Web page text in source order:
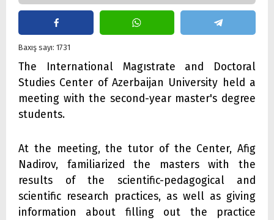
Baxış sayı: 1731
The International Magıstrate and Doctoral
Studies Center of Azerbaijan University held a
meeting with the second-year master's degree
students.
At the meeting, the tutor of the Center, Afig
Nadirov, familiarized the masters with the
results of the scientific-pedagogical and
scientific research practices, as well as giving
information about filling out the practice